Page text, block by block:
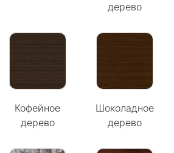
дерево
Кофейное
дерево
Шоколадное
дерево